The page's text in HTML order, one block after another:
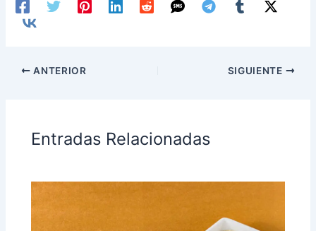
ANTERIOR SIGUIENTE
Entradas Relacionadas